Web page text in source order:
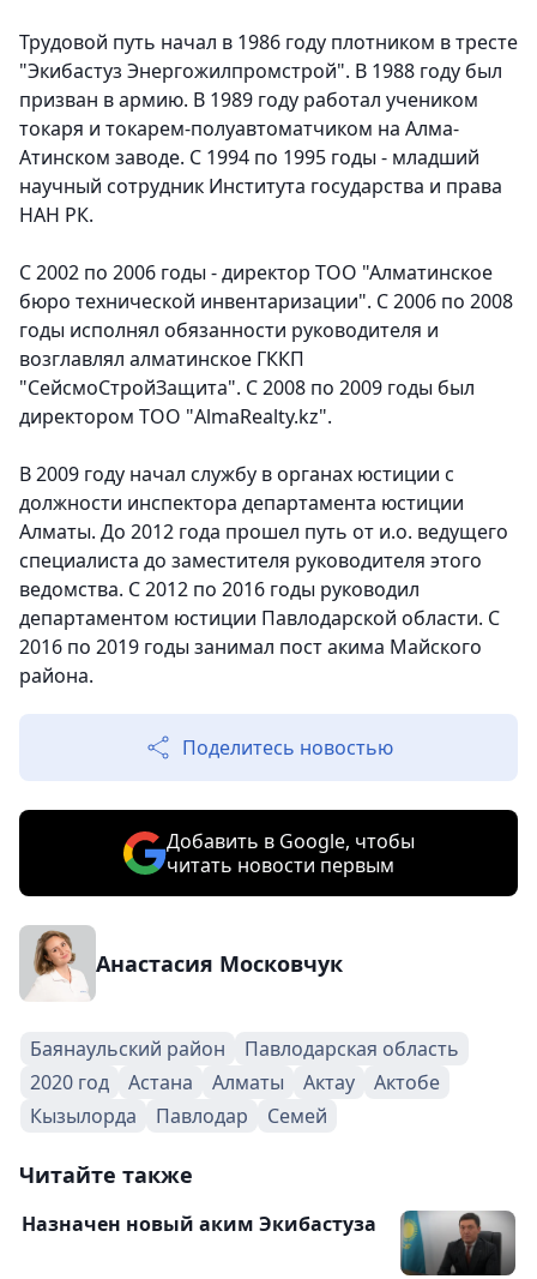
Трудовой путь начал в 1986 году плотником в тресте
"Экибастуз Энергожилпромстрой". В 1988 году был
призван в армию. В 1989 году работал учеником
токаря и токарем-полуавтоматчиком на Алма-
Атинском заводе. С 1994 по 1995 годы - младший
научный сотрудник Института государства и права
НАН РК.
С 2002 по 2006 годы - директор ТОО "Алматинское
бюро технической инвентаризации". С 2006 по 2008
годы исполнял обязанности руководителя и
возглавлял алматинское ГККП
"СейсмоСтройЗащита". С 2008 по 2009 годы был
директором ТОО "AlmaRealty.kz".
В 2009 году начал службу в органах юстиции с
должности инспектора департамента юстиции
Алматы. До 2012 года прошел путь от и.о. ведущего
специалиста до заместителя руководителя этого
ведомства. С 2012 по 2016 годы руководил
департаментом юстиции Павлодарской области. С
2016 по 2019 годы занимал пост акима Майского
района.
Поделитесь новостью
Добавить в Google, чтобы
читать новости первым
Анастасия Московчук
Баянаульский район
Павлодарская область
2020 год
Астана Алматы Актау
Актобе
Кызылорда
Павлодар Семей
Читайте также
Назначен новый аким Экибастуза